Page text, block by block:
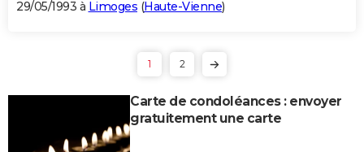
29/05/1993 à Limoges (Haute-Vienne)
1 2
Carte de condoléances : envoyer
gratuitement une carte